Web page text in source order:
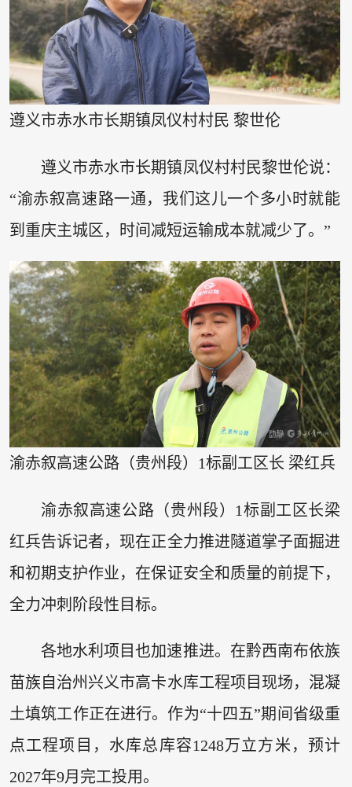
遵义市赤水市长期镇凤仪村村民 黎世伦
遵义市赤水市长期镇凤仪村村民黎世伦说：
“渝赤叙高速路一通，我们这儿一个多小时就能
到重庆主城区，时间减短运输成本就减少了。”
渝赤叙高速公路（贵州段）1标副工区长 梁红兵
渝赤叙高速公路（贵州段）1标副工区长梁
红兵告诉记者，现在正全力推进隧道掌子面掘进
和初期支护作业，在保证安全和质量的前提下，
全力冲刺阶段性目标。
各地水利项目也加速推进。在黔西南布依族
苗族自治州兴义市高卡水库工程项目现场，混凝
土填筑工作正在进行。作为“十四五”期间省级重
点工程项目，水库总库容1248万立方米，预计
2027年9月完工投用。